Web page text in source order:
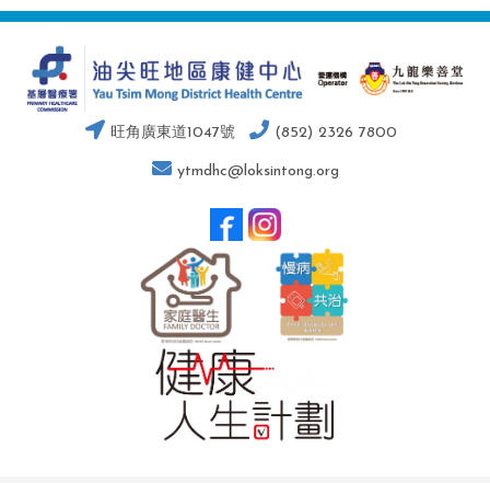
旺角廣東道1047號 (852) 2326 7800
ytmdhc@loksintong.org